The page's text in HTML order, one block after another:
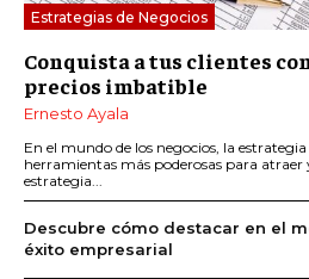
Estrategias de Negocios
Conquista a tus clientes
precios imbatible
Ernesto Ayala
En el mundo de los negocios, la estrategia
herramientas más poderosas para atraer
estrategia...
Descubre cómo destacar en el
éxito empresarial